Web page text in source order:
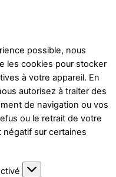
possible, nous
les cookies pour stocker
à votre appareil. En
autorisez à traiter des
de navigation ou vos
ou le retrait de votre
sur certaines